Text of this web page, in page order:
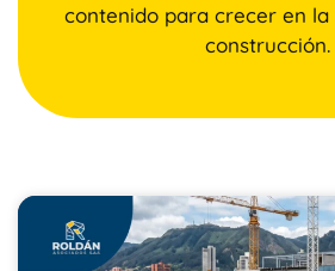
contenido para crecer en
construcción.